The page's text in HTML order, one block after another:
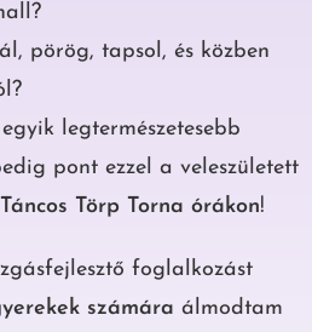
pörög, tapsol, és közben
legtermészetesebb
pont ezzel a veleszületett
Táncos Törp Torna órákon!
foglalkozást
számára álmodtam